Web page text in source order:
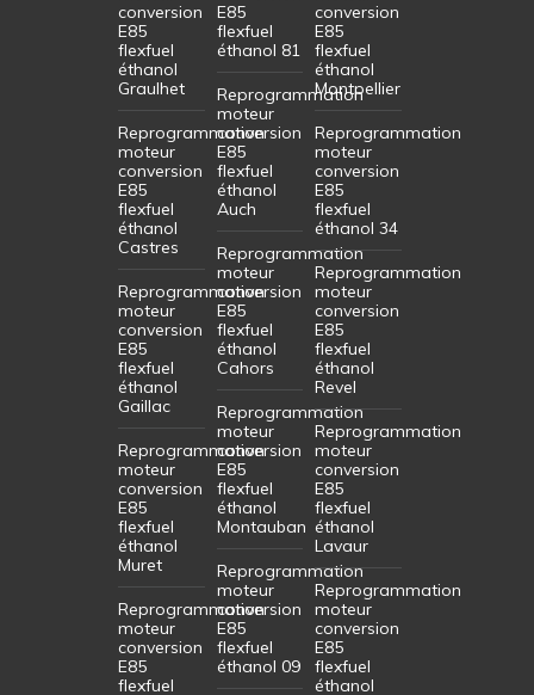
Reprogrammation
moteur
conversion
E85
flexfuel
éthanol
Graulhet
Reprogrammation
moteur
conversion
E85
flexfuel
éthanol
Castres
Reprogrammation
moteur
conversion
E85
flexfuel
éthanol
Gaillac
Reprogrammation
moteur
conversion
E85
flexfuel
éthanol
Muret
Reprogrammation
moteur
Reprogrammation
moteur
conversion
E85
flexfuel
éthanol 81
Reprogrammation
moteur
conversion
E85
flexfuel
éthanol
Auch
Reprogrammation
moteur
conversion
E85
flexfuel
éthanol
Cahors
Reprogrammation
moteur
conversion
E85
flexfuel
éthanol
Montauban
Reprogrammation
moteur
conversion
E85
Reprogrammation
moteur
conversion
E85
flexfuel
éthanol
Montpellier
Reprogrammation
moteur
conversion
E85
flexfuel
éthanol 34
Reprogrammation
moteur
conversion
E85
flexfuel
éthanol
Revel
Reprogrammation
moteur
conversion
E85
flexfuel
éthanol
Lavaur
Reprogrammation
moteur
conversion